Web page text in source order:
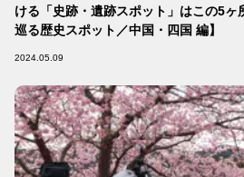
ける「史跡・遺跡スポット」はこの5ヶ
巡る歴史スポット／中国・四国 編】
2024.05.09